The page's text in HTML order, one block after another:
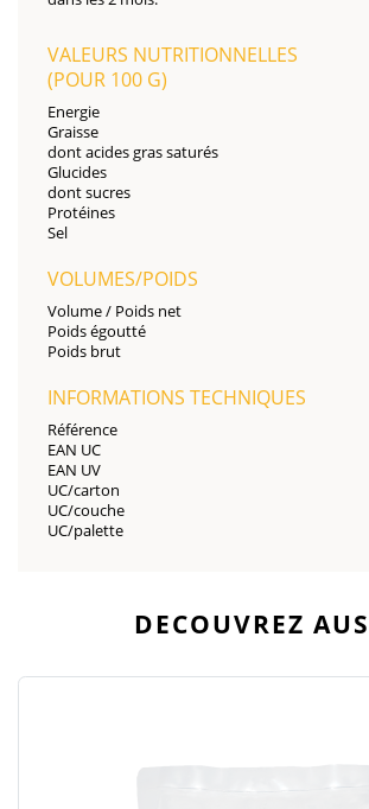
VALEURS NUTRITIONNELLES
(POUR 100 G)
Energie
Graisse
dont acides gras saturés
Glucides
dont sucres
Protéines
Sel
VOLUMES/POIDS
Volume / Poids net
Poids égoutté
Poids brut
INFORMATIONS TECHNIQUES
Référence
EAN UC
EAN UV
UC/carton
UC/couche
UC/palette
DECOUVREZ